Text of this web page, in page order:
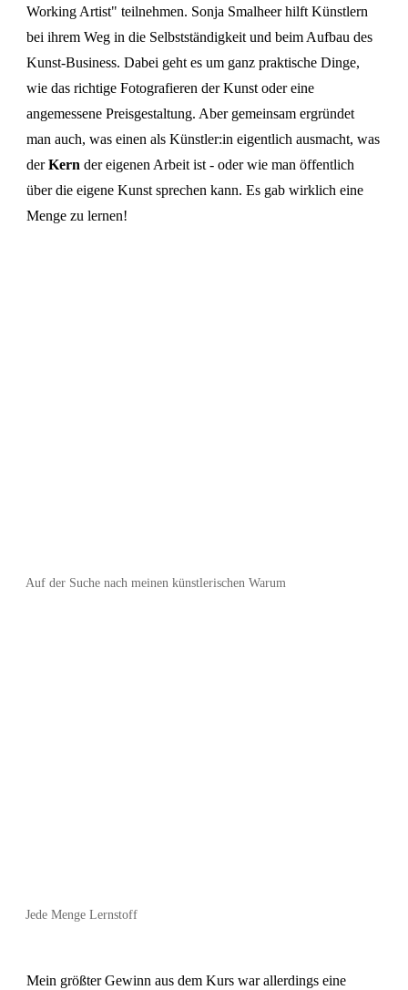
Working Artist" teilnehmen. Sonja Smalheer hilft Künstlern
bei ihrem Weg in die Selbstständigkeit und beim Aufbau des
Kunst-Business. Dabei geht es um ganz praktische Dinge,
wie das richtige Fotografieren der Kunst oder eine
angemessene Preisgestaltung. Aber gemeinsam ergründet
man auch, was einen als Künstler:in eigentlich ausmacht, was
derKern der eigenen Arbeit ist - oder wie man öffentlich
über die eigene Kunst sprechen kann. Es gab wirklich eine
Menge zu lernen!
Auf der Suche nach meinen künstlerischen Warum
Jede Menge Lernstoff
Mein größter Gewinn aus dem Kurs war allerdings eine